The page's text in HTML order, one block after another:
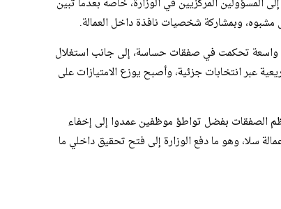
المسؤولين المركزيين في الوزارة، خاصة بعدما تبين
مشبوه، وبمشاركة شخصيات نافذة داخل العمالة.
تحكمت في صفقات حساسة، إلى جانب استغلال
عبر انتخابات جزئية، وأصبح يوزع الامتيازات على
الصفقات بفضل تواطؤ موظفين عمدوا إلى إخفاء
سلا، وهو ما دفع الوزارة إلى فتح تحقيق داخلي ما